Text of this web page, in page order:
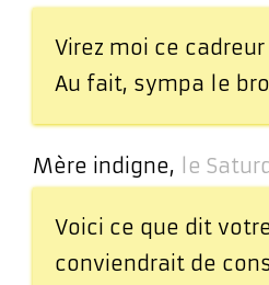
Virez moi ce cadreur
Au fait, sympa le
Mère indigne, le
Voici ce que dit
conviendrait de